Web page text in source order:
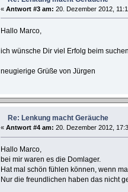
« Antwort #3 am: 20. Dezember 2012,
Hallo Marco,
ich wünsche Dir viel Erfolg beim
neugierige Grüße von Jürgen
Re: Lenkung macht Geräuche
« Antwort #4 am: 20. Dezember 2012,
Hallo Marco,
bei mir waren es die Domlager.
Hat mal schön fühlen können, wenn
Nur die freundlichen haben das nicht